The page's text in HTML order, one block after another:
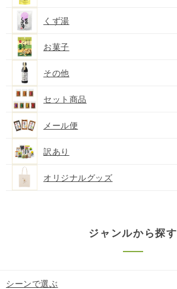
くず湯
お菓子
その他
セット商品
メール便
訳あり
オリジナルグッズ
ジャンルから探す
シーンで選ぶ